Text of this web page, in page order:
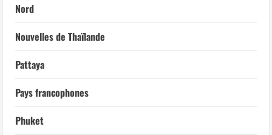
Nord
Nouvelles de Thaïlande
Pattaya
Pays francophones
Phuket